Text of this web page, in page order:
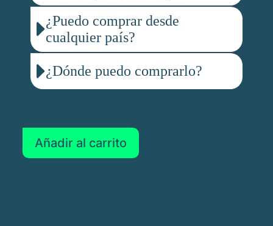
¿Puedo comprar desde
cualquier país?
¿Dónde puedo comprarlo?
Añadir al carrito